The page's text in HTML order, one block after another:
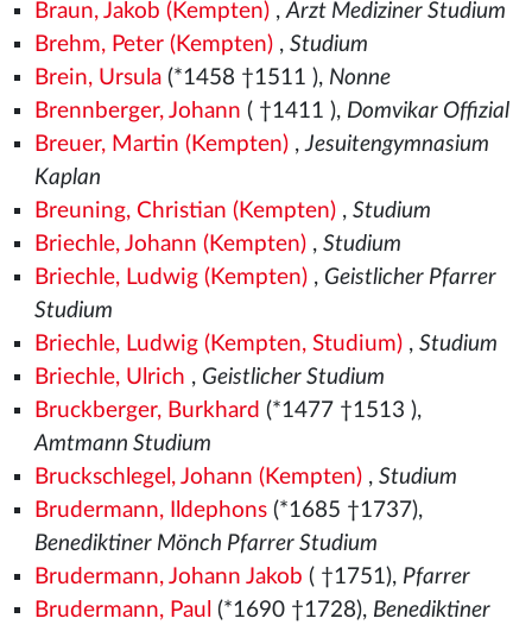
Braun, Jakob (Kempten),Arzt Mediziner Studium
Brehm, Peter (Kempten), Studium
Brein, Ursula(*1458 †1511 ), Nonne
Brennberger, Johann ( †1411 ), Domvikar Offizial
Breuer, Martin (Kempten),Jesuitengymnasium
Kaplan
Breuning, Christian (Kempten), Studium
Briechle, Johann (Kempten), Studium
Briechle, Ludwig (Kempten), Geistlicher Pfarrer
Studium
Briechle, Ludwig (Kempten, Studium), Studium
Briechle, Ulrich , Geistlicher Studium
Bruckberger, Burkhard (*1477 †1513 ),
Amtmann Studium
Bruckschlegel, Johann (Kempten), Studium
Brudermann, Ildephons(*1685 †1737),
Benediktiner Mönch Pfarrer Studium
Brudermann, Johann Jakob ( †1751), Pfarrer
Brudermann, Paul (*1690 †1728), Benediktiner